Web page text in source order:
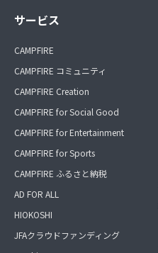
サービス
CAMPFIRE
CAMPFIRE コミュニティ
CAMPFIRE Creation
CAMPFIRE for Social Good
CAMPFIRE for Entertainment
CAMPFIRE for Sports
CAMPFIRE ふるさと納税
AD FOR ALL
HIOKOSHI
JFAクラウドファンディング